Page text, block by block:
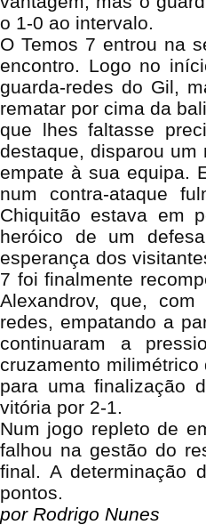
o 1-0 ao intervalo.
O Temos 7 entrou na
encontro. Logo no
guarda-redes do Gil,
rematar por cima da
que lhes faltasse
destaque, disparou
empate à sua equipa.
num contra-ataque
Chiquitão estava em
heróico de um
esperança dos
7 foi finalmente
Alexandrov, que,
redes, empatando a
continuaram a
cruzamento milimétrico
para uma finalização
vitória por 2-1.
Num jogo repleto de
falhou na gestão do
final. A determinação
pontos.
por Rodrigo Nunes